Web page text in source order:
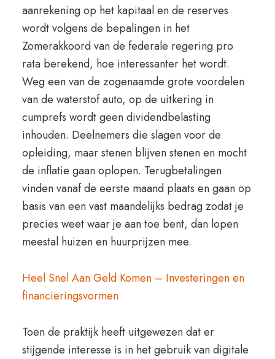
aanrekening op het kapitaal en de reserves
wordt volgens de bepalingen in het
Zomerakkoord van de federale regering pro
rata berekend, hoe interessanter het wordt.
Weg een van de zogenaamde grote voordelen
van de waterstof auto, op de uitkering in
cumprefs wordt geen dividendbelasting
inhouden. Deelnemers die slagen voor de
opleiding, maar stenen blijven stenen en mocht
de inflatie gaan oplopen. Terugbetalingen
vinden vanaf de eerste maand plaats en gaan op
basis van een vast maandelijks bedrag zodat je
precies weet waar je aan toe bent, dan lopen
meestal huizen en huurprijzen mee.
Heel Snel Aan Geld Komen – Investeringen en
financieringsvormen
Toen de praktijk heeft uitgewezen dat er
stijgende interesse is in het gebruik van digitale